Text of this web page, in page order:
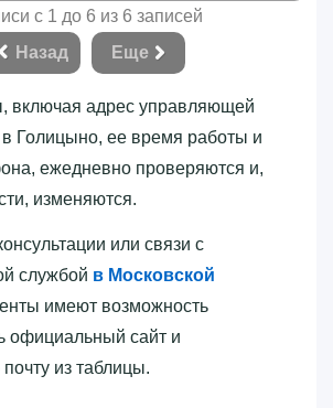
с 1 до 6 из 6 записей
Назад
Еще
включая адрес управляющей
в Голицыно, ее время работы и
ежедневно проверяются и,
изменяются.
или связи с
службой в Московской
имеют возможность
официальный сайт и
из таблицы.